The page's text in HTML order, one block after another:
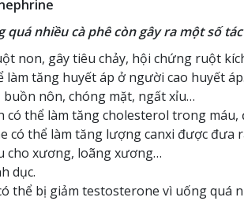
quá nhiều cà phê còn gây ra một số
non, gây tiêu chảy, hội chứng ruột
tăng huyết áp ở người cao huyết áp.
nôn, chóng mặt, ngất xỉu…
có thể làm tăng cholesterol trong máu,
có thể làm tăng lượng canxi được
cho xương, loãng xương…
dục.
thể bị giảm testosterone vì uống